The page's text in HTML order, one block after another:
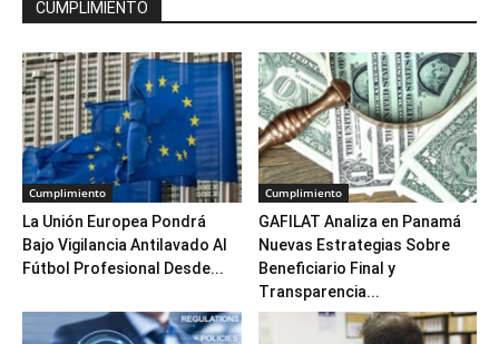
CUMPLIMIENTO
Cumplimiento
La Unión Europea Pondrá
Bajo Vigilancia Antilavado Al
Fútbol Profesional Desde...
Cumplimiento
GAFILAT Analiza en Panamá
Nuevas Estrategias Sobre
Beneficiario Final y
Transparencia...